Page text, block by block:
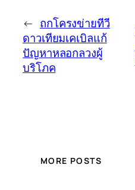
← ถกโครงข่ายทีวี
ดาวเทียมเคเบิลแก้
ปัญหาหลอกลวงผู้
บริโภค
MORE POSTS